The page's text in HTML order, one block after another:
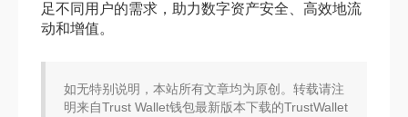
足不同用户的需求，助力数字资产安全、高效地流
动和增值。
如无特别说明，本站所有文章均为原创。转载请注
明来自Trust Wallet钱包最新版本下载的TrustWallet